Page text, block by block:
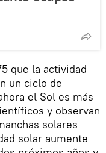
que la actividad
un ciclo de
el Sol es más
y observan
solares
solar aumente